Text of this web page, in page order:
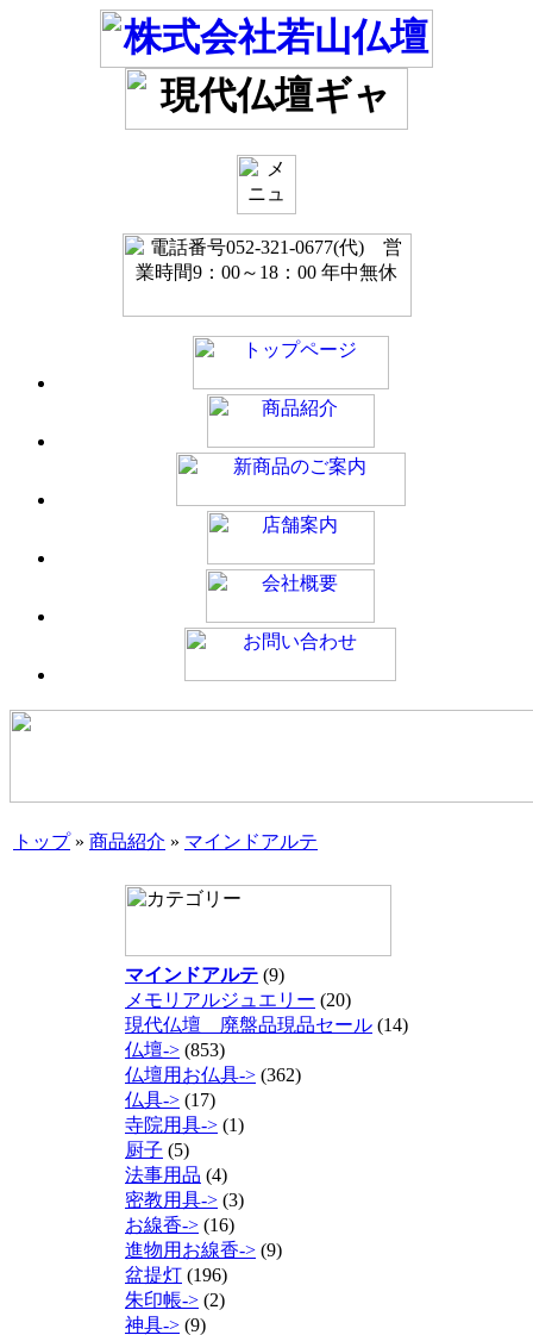
トップ» 商品紹介 » マインドアルテ
マインドアルテ (9)
メモリアルジュエリー (20)
現代仏壇 廃盤品現品セール (14)
仏壇-> (853)
仏壇用お仏具-> (362)
仏具-> (17)
寺院用具-> (1)
厨子 (5)
法事用品 (4)
密教用具-> (3)
お線香-> (16)
進物用お線香-> (9)
盆提灯 (196)
朱印帳-> (2)
神具-> (9)